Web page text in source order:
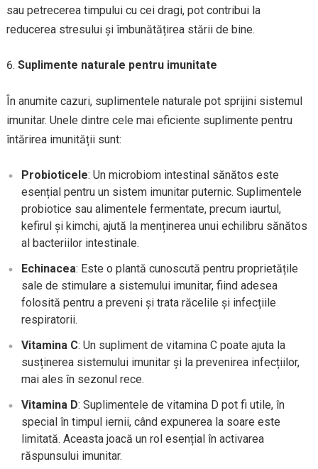
sau petrecerea timpului cu cei dragi, pot contribui la
reducerea stresului și îmbunătățirea stării de bine.
Suplimente naturale pentru imunitate
În anumite cazuri, suplimentele naturale pot sprijini sistemul
imunitar. Unele dintre cele mai eficiente suplimente pentru
întărirea imunității sunt:
Probioticele: Un microbiom intestinal sănătos este
esențial pentru un sistem imunitar puternic. Suplimentele
probiotice sau alimentele fermentate, precum iaurtul,
kefirul și kimchi, ajută la menținerea unui echilibru sănătos
al bacteriilor intestinale.
Echinacea: Este o plantă cunoscută pentru proprietățile
sale de stimulare a sistemului imunitar, fiind adesea
folosită pentru a preveni și trata răcelile și infecțiile
respiratorii.
Vitamina C: Un supliment de vitamina C poate ajuta la
susținerea sistemului imunitar și la prevenirea infecțiilor,
mai ales în sezonul rece.
Vitamina D: Suplimentele de vitamina D pot fi utile, în
special în timpul iernii, când expunerea la soare este
limitată. Aceasta joacă un rol esențial în activarea
răspunsului imunitar.